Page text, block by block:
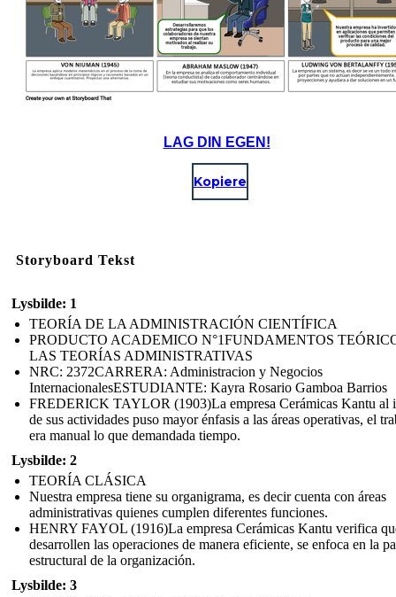
LAG DIN EGEN!
Kopiere
Storyboard Tekst
Lysbilde: 1
TEORÍA DE LA ADMINISTRACIÓN CIENTÍFICA
PRODUCTO ACADEMICO N°1FUNDAMENTOS
LAS TEORÍAS ADMINISTRATIVAS
NRC: 2372CARRERA: Administracion y Negocios
InternacionalesESTUDIANTE: Kayra Rosario Gamboa Barrios
FREDERICK TAYLOR (1903)La empresa Cerámicas Kantu al
de sus actividades puso mayor énfasis a las áreas operativas, el
era manual lo que demandada tiempo.
Lysbilde: 2
TEORÍA CLÁSICA
Nuestra empresa tiene su organigrama, es decir cuenta con áreas
administrativas quienes cumplen diferentes funciones.
HENRY FAYOL (1916) La empresa Cerámicas Kantu verifica
desarrollen las operaciones de manera eficiente, se enfoca en la
estructural de la organización.
Lysbilde: 3